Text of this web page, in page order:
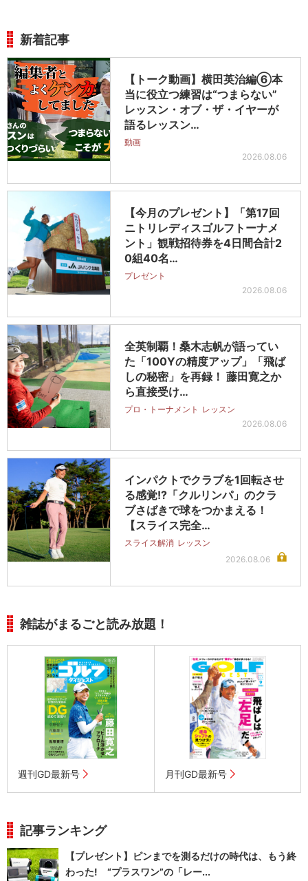
新着記事
【トーク動画】横田英治編⑥本
当に役立つ練習は“つまらない”
レッスン・オブ・ザ・イヤーが
語るレッスン…
動画
2026.08.06
【今月のプレゼント】「第17回
ニトリレディスゴルフトーナメ
ント」観戦招待券を4日間合計2
0組40名…
プレゼント
2026.08.06
全英制覇！桑木志帆が語ってい
た「100Yの精度アップ」「飛ば
しの秘密」を再録！ 藤田寛之か
ら直接受け…
プロ・トーナメント レッスン
2026.08.06
インパクトでクラブを1回転させ
る感覚!?「クルリンパ」のクラ
ブさばきで球をつかまえる！
【スライス完全…
スライス解消 レッスン
2026.08.06
雑誌がまるごと読み放題！
週刊GD最新号 月刊GD最新号
記事ランキング
【プレゼント】ピンまでを測るだけの時代は、もう終
わった! “プラスワン”の「レー...